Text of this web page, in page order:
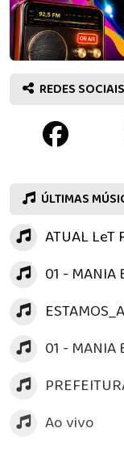
REDES SOCIAIS
ÚLTIMAS
ATUAL LeT
01 - MANIA
01 - MANIA
Ao vivo